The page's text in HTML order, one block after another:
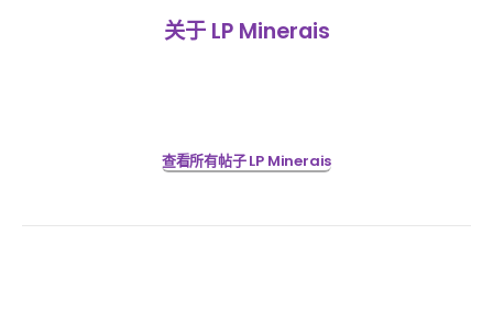
关于 LP Minerais
查看所有帖子 LP Minerais